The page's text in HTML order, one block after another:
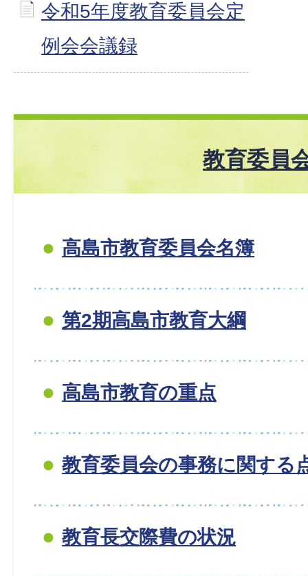
令和5年度教育委員会定
例会会議録
教育委員
高島市教育委員会名簿
第2期高島市教育大綱
高島市教育の重点
教育委員会の事務に関する
教育長交際費の状況